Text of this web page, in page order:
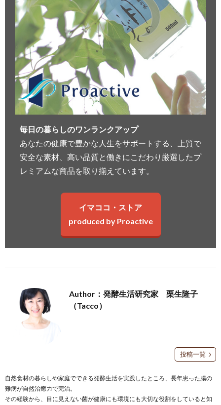
毎日の暮らしのワンランクアップ
あなたの健康で豊かな人生をサポートする、上質で
安全な素材、高い品質と働きにこだわり厳選したプ
レミアムな商品を取り揃えています。
イマココ・ストア
produced by Proactive
Author：発酵生活研究家 栗生隆子
（Tacco）
投稿一覧
自然食材の暮らしや家庭でできる発酵生活を実践したところ、長年患った腸の
難病が自然治癒力で完治。
その経験から、目に見えない菌が健康にも環境にも大切な役割をしていると知